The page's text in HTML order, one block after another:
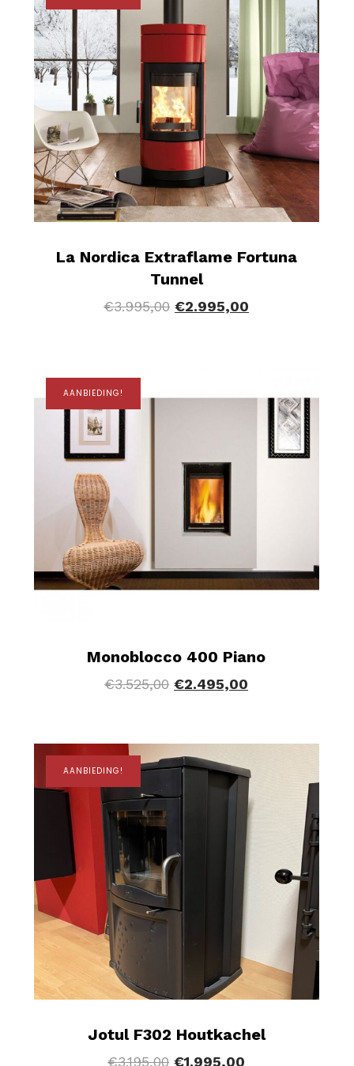
La Nordica Extraflame Fortuna
Tunnel
€3.995,00 €2.995,00
AANBIEDING!
Monoblocco 400 Piano
€3.525,00 €2.495,00
AANBIEDING!
Jotul F302 Houtkachel
€3.195,00 €1.995,00